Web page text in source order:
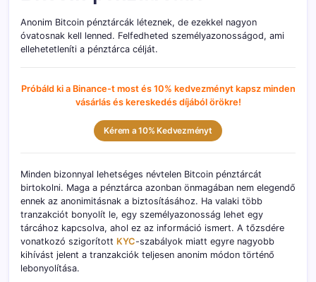
Anonim Bitcoin pénztárcák léteznek, de ezekkel nagyon
óvatosnak kell lenned. Felfedheted személyazonosságod, ami
ellehetetleníti a pénztárca célját.
Próbáld ki a Binance-t most és 10% kedvezményt kapsz minden
vásárlás és kereskedés díjából örökre!
Kérem a 10% Kedvezményt
Minden bizonnyal lehetséges névtelen Bitcoin pénztárcát
birtokolni. Maga a pénztárca azonban önmagában nem elegendő
ennek az anonimitásnak a biztosításához. Ha valaki több
tranzakciót bonyolít le, egy személyazonosság lehet egy
tárcához kapcsolva, ahol ez az információ ismert. A tőzsdére
vonatkozó szigorított KYC-szabályok miatt egyre nagyobb
kihívást jelent a tranzakciók teljesen anonim módon történő
lebonyolítása.